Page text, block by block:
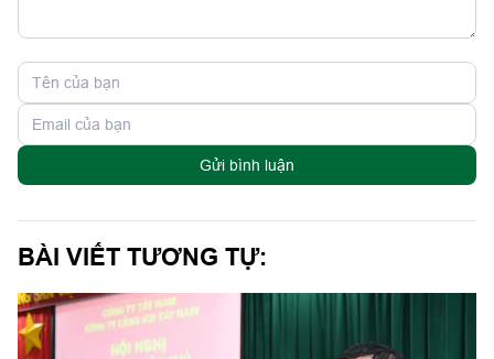
Gửi bình luận
BÀI VIẾT TƯƠNG TỰ: